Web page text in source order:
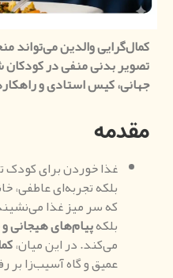
کمال‌گرایی والدین می‌تواند
تصویر بدنی منفی در
جهانی، کیس استادی و
مقدمه
غذا خوردن برای کودک
بلکه تجربه‌ای عاطفی،
که سر میز غذا
بلکهپیام‌های هیجانی
می‌کند. در این میان،
عمیق و گاه آسیب‌زا بر